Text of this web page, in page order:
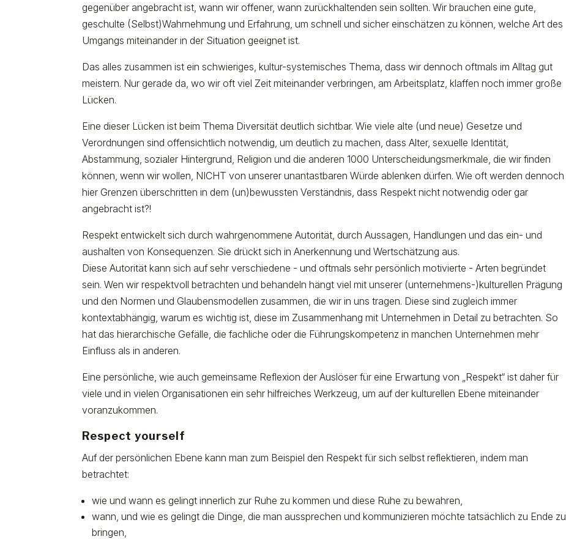
gegenüber angebracht ist, wann wir offener, wann zurückhaltenden sein sollten. Wir brauchen eine gute,
geschulte (Selbst)Wahrnehmung und Erfahrung, um schnell und sicher einschätzen zu können, welche Art des
Umgangs miteinander in der Situation geeignet ist.
Das alles zusammen ist ein schwieriges, kultur-systemisches Thema, dass wir dennoch oftmals im Alltag gut
meistern. Nur gerade da, wo wir oft viel Zeit miteinander verbringen, am Arbeitsplatz, klaffen noch immer große
Lücken.
Eine dieser Lücken ist beim Thema Diversität deutlich sichtbar. Wie viele alte (und neue) Gesetze und
Verordnungen sind offensichtlich notwendig, um deutlich zu machen, dass Alter, sexuelle Identität,
Abstammung, sozialer Hintergrund, Religion und die anderen 1000 Unterscheidungsmerkmale, die wir finden
können, wenn wir wollen, NICHT von unserer unantastbaren Würde ablenken dürfen. Wie oft werden dennoch
hier Grenzen überschritten in dem (un)bewussten Verständnis, dass Respekt nicht notwendig oder gar
angebracht ist?!
Respekt entwickelt sich durch wahrgenommene Autorität, durch Aussagen, Handlungen und das ein- und
aushalten von Konsequenzen. Sie drückt sich in Anerkennung und Wertschätzung aus.
Diese Autorität kann sich auf sehr verschiedene - und oftmals sehr persönlich motivierte - Arten begründet
sein. Wen wir respektvoll betrachten und behandeln hängt viel mit unserer (unternehmens-)kulturellen Prägung
und den Normen und Glaubensmodellen zusammen, die wir in uns tragen. Diese sind zugleich immer
kontextabhängig, warum es wichtig ist, diese im Zusammenhang mit Unternehmen in Detail zu betrachten. So
hat das hierarchische Gefälle, die fachliche oder die Führungskompetenz in manchen Unternehmen mehr
Einfluss als in anderen.
Eine persönliche, wie auch gemeinsame Reflexion der Auslöser für eine Erwartung von „Respekt“ ist daher für
viele und in vielen Organisationen ein sehr hilfreiches Werkzeug, um auf der kulturellen Ebene miteinander
voranzukommen.
Respect yourself
Auf der persönlichen Ebene kann man zum Beispiel den Respekt für sich selbst reflektieren, indem man
betrachtet:
wie und wann es gelingt innerlich zur Ruhe zu kommen und diese Ruhe zu bewahren,
wann, und wie es gelingt die Dinge, die man aussprechen und kommunizieren möchte tatsächlich zu Ende zu
bringen,